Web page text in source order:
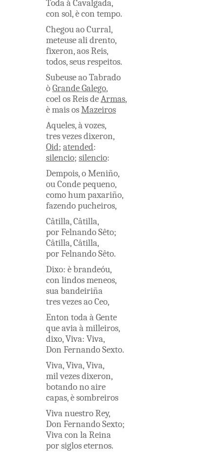
TodaàCavalgada,
con sol,ècon tempo.
ChegouaoCurral,
meteusealidrento,
fixeron,aosReis,
todos,seusrespeitos.
SubeuseaoTabrado
òGrandeGalego,
coelosReisdeArmas,
èmaisosMazeiros
Aqueles,àvozes,
tresvezesdixeron,
Oid; atended:
silencio; silencio:
Dempois,oMeniño,
ouCondepequeno,
comohumpaxariño,
fazendopucheiros,
Câtilla,Câtilla,
porFelnandoSêto;
Câtilla,Câtilla,
porFelnandoSêto.
Dixo: èbrandeóu,
con lindosmeneos,
suabandeiriña
tresvezesaoCeo,
Enton todaàGente
queaviaàmilleiros,
dixo,Viva: Viva,
Don FernandoSexto.
Viva,Viva,Viva,
milvezesdixeron,
botandonoaire
capas,èsombreiros
VivanuestroRey,
Don FernandoSexto;
Vivacon laReina
porsigloseternos.